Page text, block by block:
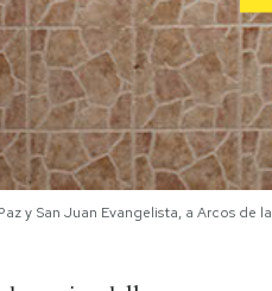
y San Juan Evangelista, a Arcos de la